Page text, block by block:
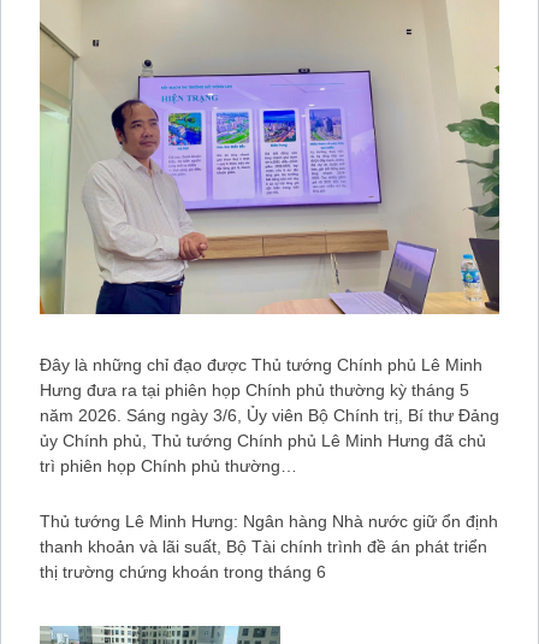
Đây là những chỉ đạo được Thủ tướng Chính phủ Lê Minh
Hưng đưa ra tại phiên họp Chính phủ thường kỳ tháng 5
năm 2026. Sáng ngày 3/6, Ủy viên Bộ Chính trị, Bí thư Đảng
ủy Chính phủ, Thủ tướng Chính phủ Lê Minh Hưng đã chủ
trì phiên họp Chính phủ thường…
Thủ tướng Lê Minh Hưng: Ngân hàng Nhà nước giữ ổn định
thanh khoản và lãi suất, Bộ Tài chính trình đề án phát triển
thị trường chứng khoán trong tháng 6